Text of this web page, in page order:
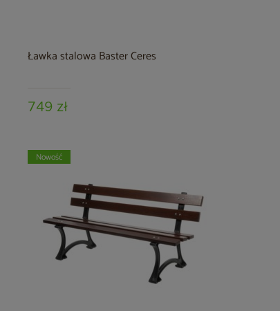
Ławka stalowa Baster Ceres
749 zł
Nowość